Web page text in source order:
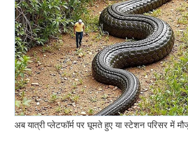
अब यात्री प्लेटफॉर्म पर घूमते हुए या स्टेशन परिसर में